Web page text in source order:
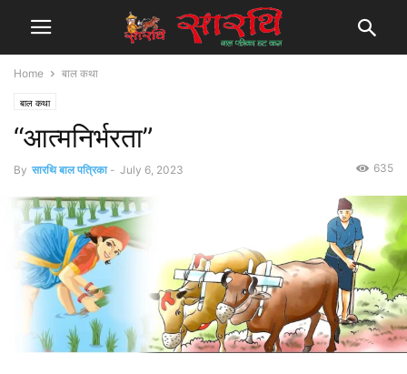
Home बाल कथा
बाल कथा
“आत्मनिर्भरता”
By सारथि बाल पत्रिका - July 6, 2023 635